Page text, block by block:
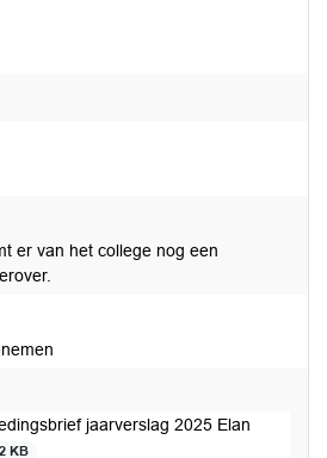
er van het college nog een
jaarverslag 2025 Elan
KB